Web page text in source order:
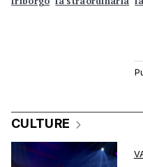
CULTURE